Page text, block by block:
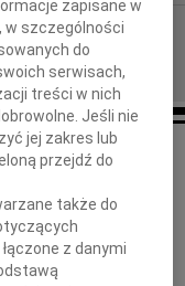
Profesorowi
Starowiczowi
współczucia
zapisane w
w szczególności
do
serwisach,
treści w nich
Jeśli nie
jej zakres lub
przejdź do
także do
z danymi